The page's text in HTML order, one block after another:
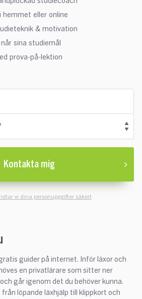
i hemmet eller online
& motivation
sina studiemål
prova-på-lektion
Kontakta mig
vi dina personuppgifter säkert
guider på internet. Inför läxor och
en privatlärare som sitter ner
går igenom det du behöver kunna.
löpande läxhjälp till klippkort och